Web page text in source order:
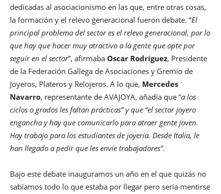
dedicadas al asociacionismo en las que, entre otras cosas,
la formación y el relevo generacional fueron debate. “El
principal problema del sector es el relevo generacional, por lo
que hay que hacer muy atractivo a la gente que opte por
seguir en el sector”, afirmaba Oscar Rodríguez, Presidente
de la Federación Gallega de Asociaciones y Gremio de
Joyeros, Plateros y Relojeros. A lo que, Mercedes
Navarro, representante de AVAJOYA, añadía que “a los
ciclos o grados les faltan prácticas” y que “el sector joyero
engancha y hay que comunicarlo para atraer gente joven.
Hay trabajo para los estudiantes de joyería. Desde Italia, le
han llegado a pedir que les envíe trabajadores”.
Bajo este debate inauguramos un año en el que quizás no
sabíamos todo lo que estaba por llegar pero sería mentirse